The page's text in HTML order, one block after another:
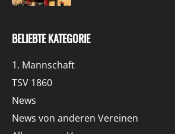
BELIEBTE KATEGORIE
1. Mannschaft
TSV 1860
News
News von anderen Vereinen